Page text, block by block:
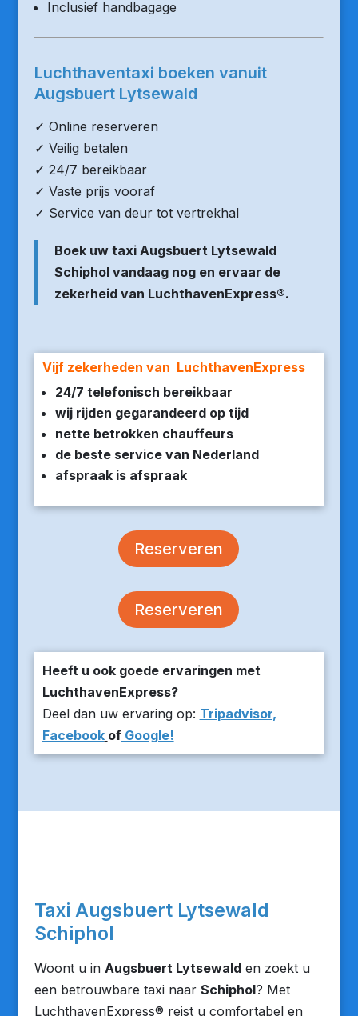
Inclusief handbagage
Luchthaventaxi boeken vanuit
Augsbuert Lytsewald
✓ Online reserveren
✓ Veilig betalen
✓ 24/7 bereikbaar
✓ Vaste prijs vooraf
✓ Service van deur tot vertrekhal
Boek uw taxi Augsbuert Lytsewald
Schiphol vandaag nog en ervaar de
zekerheid van LuchthavenExpress®.
Vijf zekerheden van LuchthavenExpress
24/7 telefonisch bereikbaar
wij rijden gegarandeerd op tijd
nette betrokken chauffeurs
de beste service van Nederland
afspraak is afspraak
Reserveren
Reserveren
Heeft u ook goede ervaringen met
LuchthavenExpress?
Deel dan uw ervaring op: Tripadvisor,
Facebook ofGoogle!
Taxi Augsbuert Lytsewald
Schiphol
Woont u in Augsbuert Lytsewalden zoekt u
een betrouwbare taxi naar Schiphol? Met
LuchthavenExpress® reist u comfortabel en